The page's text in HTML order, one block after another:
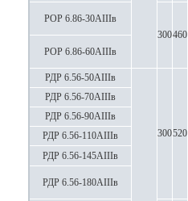
РОР 6.86-30АIIIв
300460
РОР 6.86-60АIIIв
РДР 6.56-50АIIIв
300520
РДР 6.56-70АIIIв
РДР 6.56-90АIIIв
РДР 6.56-110АIIIв
РДР 6.56-145АIIIв
РДР 6.56-180АIIIв